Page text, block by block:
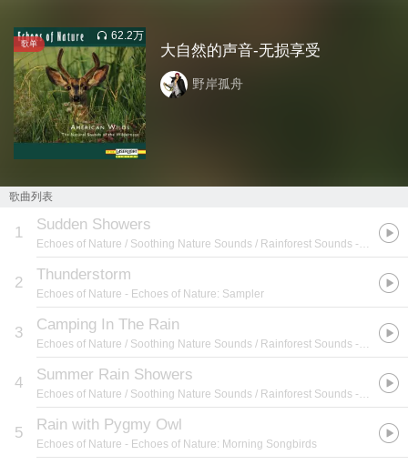
歌单
62.2万
大自然的声音-无损享受
野岸孤舟
歌曲列表
1 Sudden Showers
Echoes of Nature / Soothing Nature Sounds / Rainforest Sounds - #11 Comforting Summer Rain Sounds
2 Thunderstorm
Echoes of Nature - Echoes of Nature: Sampler
3 Camping In The Rain
Echoes of Nature / Soothing Nature Sounds / Rainforest Sounds - #11 Comforting Summer Rain Sounds
4 Summer Rain Showers
Echoes of Nature / Soothing Nature Sounds / Rainforest Sounds - #11 Comforting Summer Rain Sounds
5 Rain with Pygmy Owl
Echoes of Nature - Echoes of Nature: Morning Songbirds